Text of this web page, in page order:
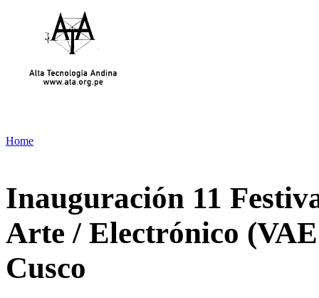
Home
Inauguración 11
Arte / Electrónico
Cusco